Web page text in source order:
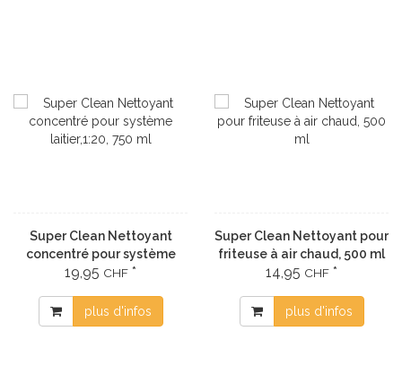
Super Clean Nettoyant
concentré pour système
laitier,1:20, 750 ml
19,95 CHF *
plus d'infos
Super Clean Nettoyant pour
friteuse à air chaud, 500 ml
14,95 CHF *
plus d'infos